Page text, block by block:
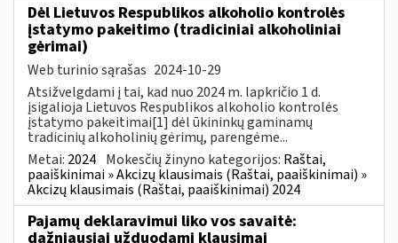
Dėl Lietuvos Respublikos alkoholio kontrolės
įstatymo pakeitimo (tradiciniai alkoholiniai
gėrimai)
Web turinio sąrašas 2024-10-29
Atsižvelgdami į tai, kad nuo 2024 m. lapkričio 1 d.
įsigalioja Lietuvos Respublikos alkoholio kontrolės
įstatymo pakeitimai[1] dėl ūkininkų gaminamų
tradicinių alkoholinių gėrimų, parengėme...
Metai: 2024 Mokesčių žinyno kategorijos: Raštai,
paaiškinimai » Akcizų klausimais (Raštai, paaiškinimai) »
Akcizų klausimais (Raštai, paaiškinimai) 2024
Pajamų deklaravimui liko vos savaitė:
dažniausiai užduodami klausimai